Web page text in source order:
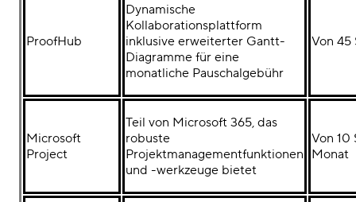
ProofHub
Dynamische
Kollaborationsplattform
inklusive erweiterter Gantt-
Diagramme für eine
monatliche Pauschalgebühr
Von 45
Microsoft
Project
Teil von Microsoft 365, das
robuste
Projektmanagementfunktionen
und -werkzeuge bietet
Von 10
Monat